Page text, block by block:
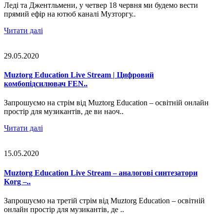
Леді та Джентльмени, у четвер 18 червня ми будемо вести
прямий ефір на ютюб каналі Музторгу..
Читати далі
29.05.2020
Muztorg Education Live Stream | Цифровий
комбопідсилювач FEN..
Запрошуємо на стрім від Muztorg Education – освітній онлайн
простір для музикантів, де ви наоч..
Читати далі
15.05.2020
Muztorg Education Live Stream – аналогові синтезатори
Korg –..
Запрошуємо на третій стрім від Muztorg Education – освітній
онлайн простір для музикантів, де ..